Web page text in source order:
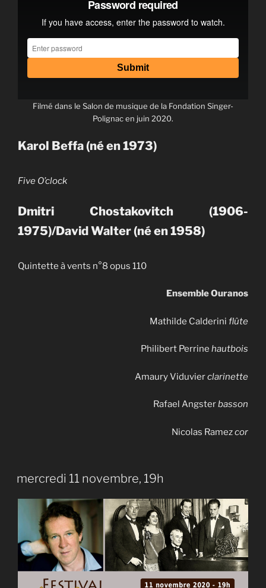
Filmé dans le Salon de musique de la Fondation Singer-
Polignac en juin 2020.
Karol Beffa (né en 1973)
Five O’clock
Dmitri Chostakovitch (1906-
1975)/David Walter (né en 1958)
Quintette à vents n°8 opus 110
Ensemble Ouranos
Mathilde Calderini flûte
Philibert Perrine hautbois
Amaury Viduvierclarinette
Rafael Angsterbasson
Nicolas Ramezcor
mercredi 11 novembre, 19h